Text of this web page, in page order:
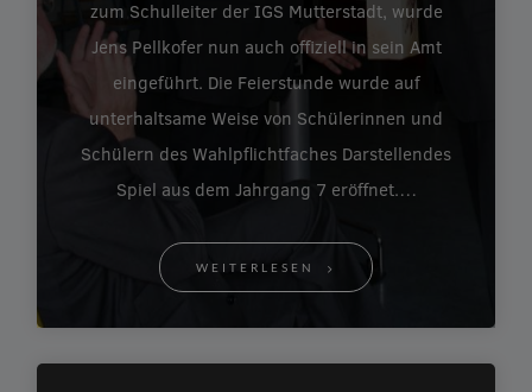
zum Schulleiter der IGS Mutterstadt, wurde
Jens Pellkofer nun auch offiziell in sein Amt
eingeführt. Die Feierstunde wurde auf
unterhaltsame Weise von Schülerinnen und
Schülern des Wahlpflichtfaches Darstellendes
Spiel aus dem Jahrgang 7 eröffnet.…
WEITERLESEN